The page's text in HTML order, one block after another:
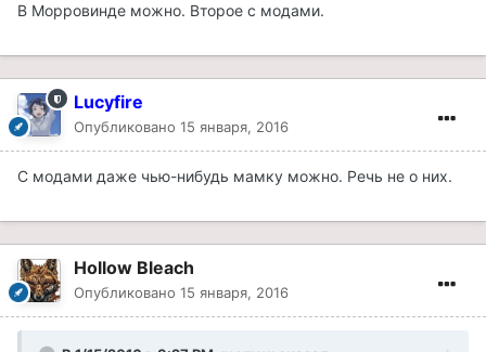
В Морровинде можно. Второе с модами.
Lucyfire
Опубликовано 15 января, 2016
С модами даже чью-нибудь мамку можно. Речь не о них.
Hollow Bleach
Опубликовано 15 января, 2016